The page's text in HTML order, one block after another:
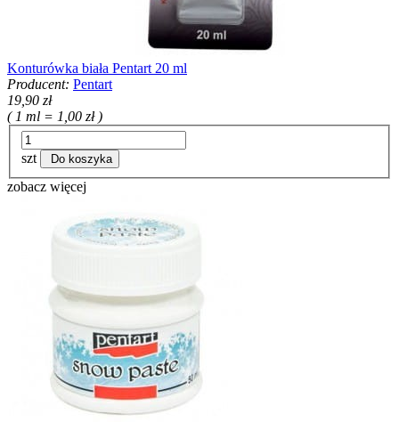
Konturówka biała Pentart 20 ml
Producent: Pentart
19,90 zł
( 1 ml = 1,00 zł )
szt Do koszyka
zobacz więcej